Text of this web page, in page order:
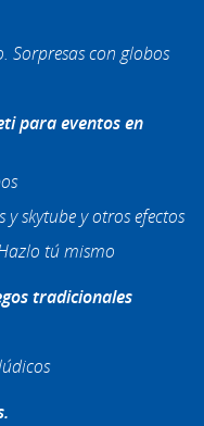
Sorpresas con globos
para eventos en
y skytube y otros efectos
tú mismo
tradicionales